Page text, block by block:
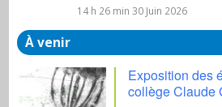
14 h 26 min 30 Juin 2026
À venir
Exposition des
collège Claude